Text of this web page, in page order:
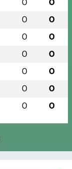
0 0
0 0
0 0
0 0
0 0
0 0
0 0